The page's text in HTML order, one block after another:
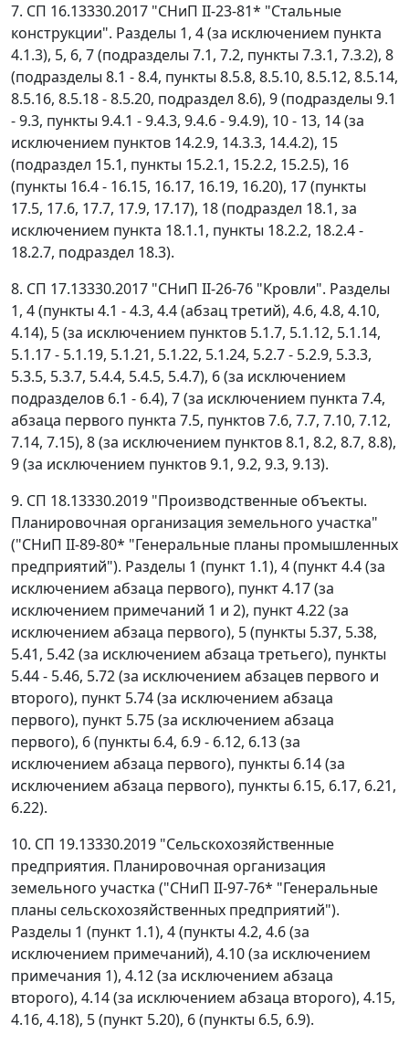
7. СП 16.13330.2017 "СНиП II-23-81* "Стальные
конструкции". Разделы 1, 4 (за исключением пункта
4.1.3), 5, 6, 7 (подразделы 7.1, 7.2, пункты 7.3.1, 7.3.2), 8
(подразделы 8.1 - 8.4, пункты 8.5.8, 8.5.10, 8.5.12, 8.5.14,
8.5.16, 8.5.18 - 8.5.20, подраздел 8.6), 9 (подразделы 9.1
- 9.3, пункты 9.4.1 - 9.4.3, 9.4.6 - 9.4.9), 10 - 13, 14 (за
исключением пунктов 14.2.9, 14.3.3, 14.4.2), 15
(подраздел 15.1, пункты 15.2.1, 15.2.2, 15.2.5), 16
(пункты 16.4 - 16.15, 16.17, 16.19, 16.20), 17 (пункты
17.5, 17.6, 17.7, 17.9, 17.17), 18 (подраздел 18.1, за
исключением пункта 18.1.1, пункты 18.2.2, 18.2.4 -
18.2.7, подраздел 18.3).
8. СП 17.13330.2017 "СНиП II-26-76 "Кровли". Разделы
1, 4 (пункты 4.1 - 4.3, 4.4 (абзац третий), 4.6, 4.8, 4.10,
4.14), 5 (за исключением пунктов 5.1.7, 5.1.12, 5.1.14,
5.1.17 - 5.1.19, 5.1.21, 5.1.22, 5.1.24, 5.2.7 - 5.2.9, 5.3.3,
5.3.5, 5.3.7, 5.4.4, 5.4.5, 5.4.7), 6 (за исключением
подразделов 6.1 - 6.4), 7 (за исключением пункта 7.4,
абзаца первого пункта 7.5, пунктов 7.6, 7.7, 7.10, 7.12,
7.14, 7.15), 8 (за исключением пунктов 8.1, 8.2, 8.7, 8.8),
9 (за исключением пунктов 9.1, 9.2, 9.3, 9.13).
9. СП 18.13330.2019 "Производственные объекты.
Планировочная организация земельного участка"
("СНиП II-89-80* "Генеральные планы промышленных
предприятий"). Разделы 1 (пункт 1.1), 4 (пункт 4.4 (за
исключением абзаца первого), пункт 4.17 (за
исключением примечаний 1 и 2), пункт 4.22 (за
исключением абзаца первого), 5 (пункты 5.37, 5.38,
5.41, 5.42 (за исключением абзаца третьего), пункты
5.44 - 5.46, 5.72 (за исключением абзацев первого и
второго), пункт 5.74 (за исключением абзаца
первого), пункт 5.75 (за исключением абзаца
первого), 6 (пункты 6.4, 6.9 - 6.12, 6.13 (за
исключением абзаца первого), пункты 6.14 (за
исключением абзаца первого), пункты 6.15, 6.17, 6.21,
6.22).
10. СП 19.13330.2019 "Сельскохозяйственные
предприятия. Планировочная организация
земельного участка ("СНиП II-97-76* "Генеральные
планы сельскохозяйственных предприятий").
Разделы 1 (пункт 1.1), 4 (пункты 4.2, 4.6 (за
исключением примечаний), 4.10 (за исключением
примечания 1), 4.12 (за исключением абзаца
второго), 4.14 (за исключением абзаца второго), 4.15,
4.16, 4.18), 5 (пункт 5.20), 6 (пункты 6.5, 6.9).